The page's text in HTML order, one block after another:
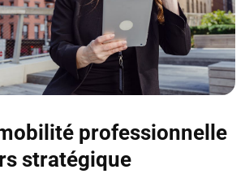
professionnelle
stratégique